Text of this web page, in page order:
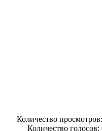
Количество
Количество голосов: